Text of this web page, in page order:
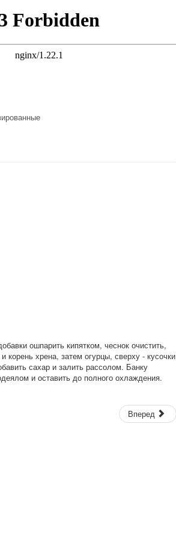
ошпарить кипятком, чеснок очистить,
корень хрена, затем огурцы, сверху - кусочки
сахар и залить рассолом. Банку
и оставить до полного охлаждения.
Вперед